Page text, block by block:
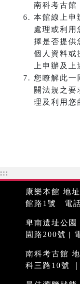
南科考古館
本館線上申
處理或利用
擇是否提供
個人資料或
上申辦及
您瞭解此一
關法規之要
理及利用您
:::
康樂本館 地
館路1號 | 電
卑南遺址公園
園路200號 |
南科考古館
科三路10號